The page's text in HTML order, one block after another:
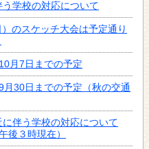
学校の対応について
のスケッチ大会は予定通り
月7日までの予定
月30日までの予定（秋の交通
伴う学校の対応について
後３時現在）